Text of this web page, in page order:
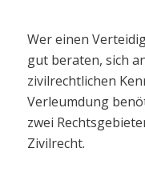
Wer einen
gut beraten, sich
zivilrechtlichen
Verleumdung
zwei
Zivilrecht.